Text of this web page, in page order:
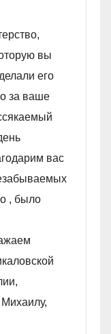
вы
его
за ваше
вас
, было